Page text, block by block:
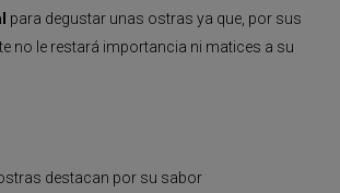
para degustar unas ostras ya que, por sus
no le restará importancia ni matices a su
destacan por su sabor